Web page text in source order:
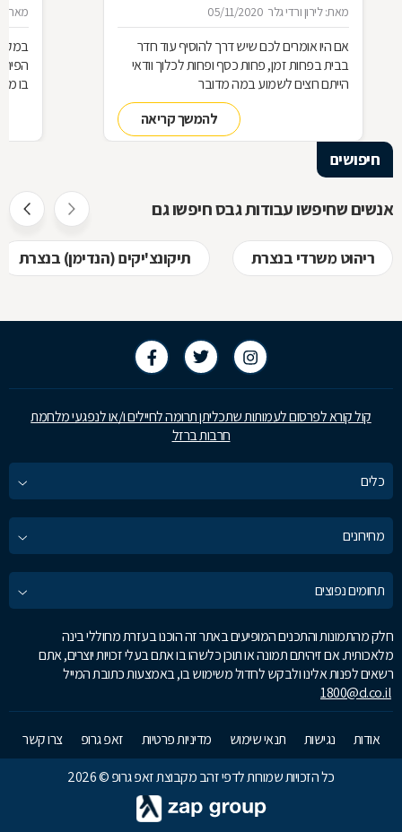
מאת: לירון ורדי גלר 05/11/2020
אם היו אומרים לכם שיש דרך להוסיף עוד חדר
בבית בפחות זמן, פחות כסף ופחות לכלוך וודאי
הייתם רוצים לשמוע במה מדובר
להמשך קריאה
מאת:
בו
חיפושים
אנשים שחיפשו עבודות גבס חיפשו גם
ריהוט משרדי בנצרת תיקונצ'יקים (הנדימן) בנצרת
קול קורא לפרסום לעמותות שתכליתן תרומה לחיילים ו/או לנפגעי מלחמת
חרבות ברזל
כלים
מחירונים
תחומים נפוצים
חלק מהתמונות והתכנים המופיעים באתר זה הוכנו בעזרת מחוללי בינה
מלאכותית. אם זיהיתם תמונה או תוכן כלשהו בו אתם בעלי זכויות יוצרים, אתם
רשאים לפנות אלינו ולבקש לחדול משימוש בו, באמצעות כתובת המייל
1800@d.co.il
אודות נגישות תנאי שימוש מדיניות פרטיות זאפ גרופ
צרו קשר
כל הזכויות שמורות לדפי זהב מקבוצת זאפ גרופ © 2026